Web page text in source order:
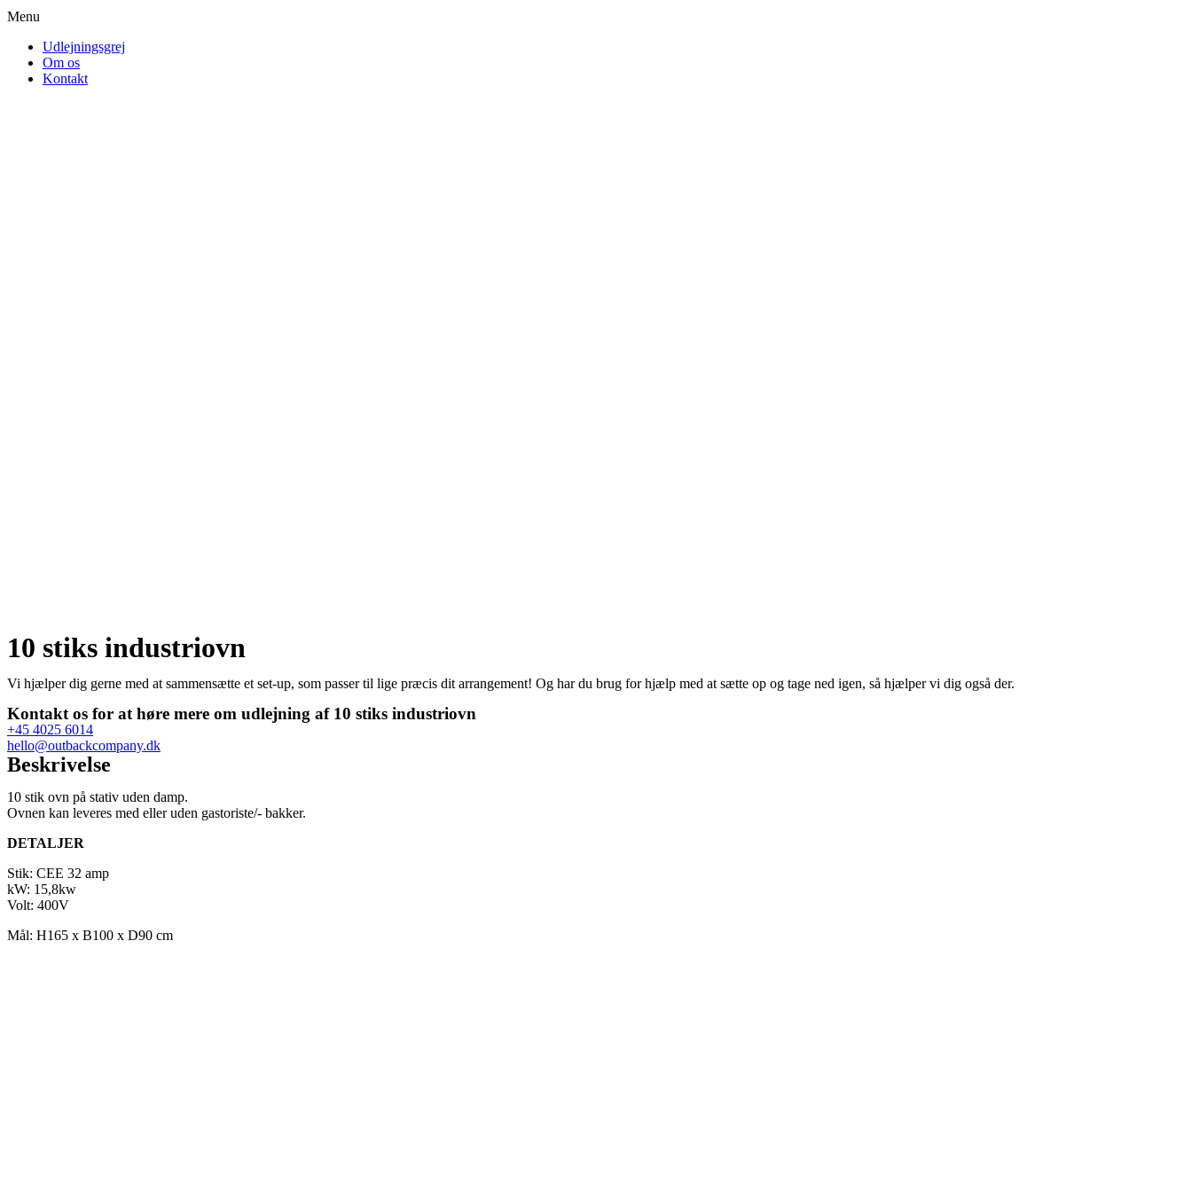
Menu
Udlejningsgrej
Om os
Kontakt
10 stiks industriovn
Vi hjælper dig gerne med at sammensætte et set-up, som passer til lige præcis dit arrangement! Og har du brug for hjælp med at sætte op og tage ned igen, så hjælper vi dig også der.
Kontakt os for at høre mere om udlejning af 10 stiks industriovn
+45 4025 6014
hello@outbackcompany.dk
Beskrivelse
10 stik ovn på stativ uden damp.
Ovnen kan leveres med eller uden gastoriste/- bakker.
DETALJER
Stik: CEE 32 amp
kW: 15,8kw
Volt: 400V
Mål: H165 x B100 x D90 cm